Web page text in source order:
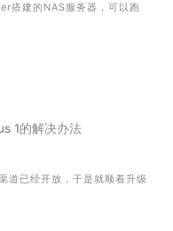
搭建的NAS服务器，可以跑
1的解决办法
已经开放，于是就顺着升级